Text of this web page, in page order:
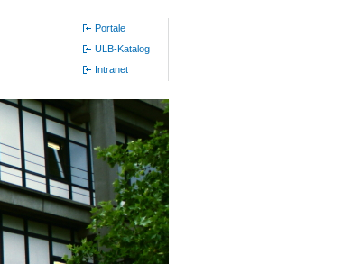
Portale
ULB-Katalog
Intranet